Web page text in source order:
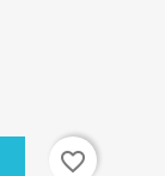
favorite_border